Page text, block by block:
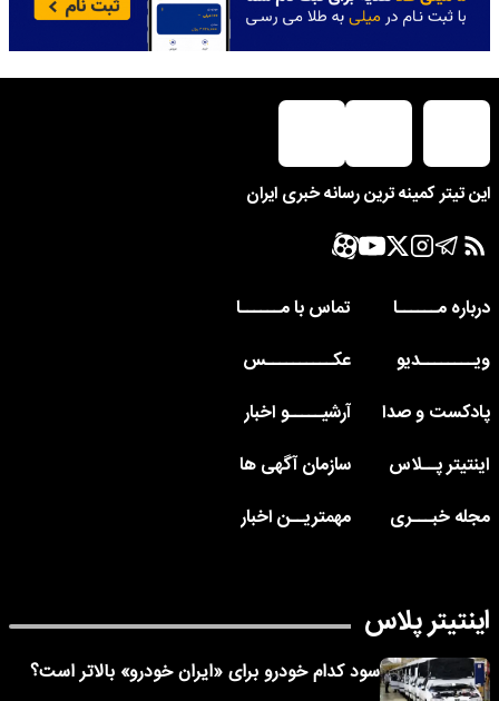
این تیتر کمینه ترین رسانه خبری ایران
درباره مــــــا
تماس با مــــــا
ویــــــــدیو
عکــــــــــس
پادکست و صدا
آرشیـــــو اخبار
اینتیتر پــلاس
سازمان آگهی ها
مجله خبـــری
مهمتریــن اخبار
اینتیتر پلاس
سود کدام خودرو برای «ایران خودرو» بالاتر است؟